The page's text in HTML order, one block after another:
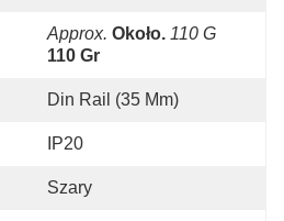
Approx. Około. 110 G
110 Gr
Din Rail (35 Mm)
IP20
Szary